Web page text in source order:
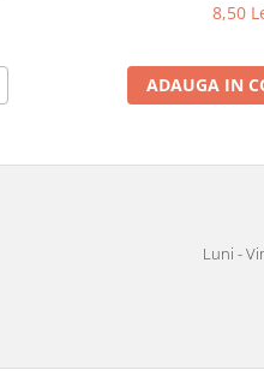
8,50
ADAUGA IN
Luni -